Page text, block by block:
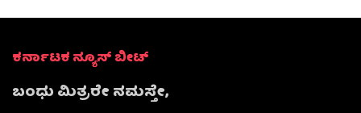
ಕರ್ನಾಟಕ ನ್ಯೂಸ್ ಬೀಟ್
ಬಂಧು ಮಿತ್ರರೇ ನಮಸ್ತೇ,